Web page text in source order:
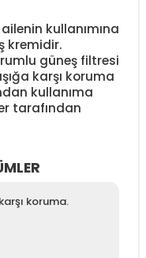
kullanımına
kremidir.
güneş filtresi
karşı koruma
kullanıma
tarafından
koruma.